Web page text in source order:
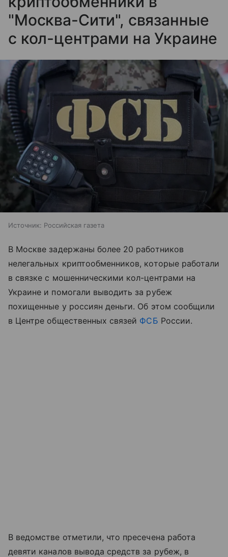
"Москва-Сити", связанные
с кол-центрами на Украине
Источник: Российская газета
В Москве задержаны более 20 работников
нелегальных криптообменников, которые работали
в связке с мошенническими кол-центрами на
Украине и помогали выводить за рубеж
похищенные у россиян деньги. Об этом сообщили
в Центре общественных связей ФСБ России.
В ведомстве отметили, что пресечена работа
девяти каналов вывода средств за рубеж, в